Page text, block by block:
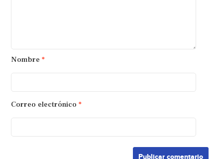
Nombre *
Correo electrónico *